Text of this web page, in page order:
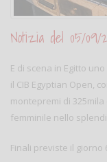
Notizia del 05/09/
E di scena in Egitto
il CIB Egyptian Open,
montepremi di
femminile nello
Finali previste il